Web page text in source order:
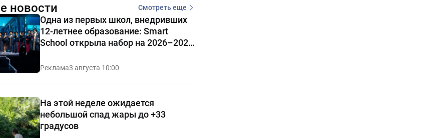
новости Смотреть еще
Одна из первых школ, внедривших
12-летнее образование: Smart
School открыла набор на 2026–2027
учебный год
Реклама3 августа 10:00
На этой неделе ожидается
небольшой спад жары до +33
градусов